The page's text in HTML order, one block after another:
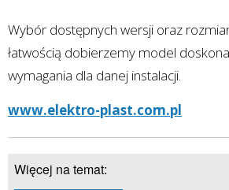
Wybór dostępnych wersji oraz
łatwością dobierzemy model
wymagania dla danej instalacji.
www.elektro-plast.com.pl
Więcej na temat: